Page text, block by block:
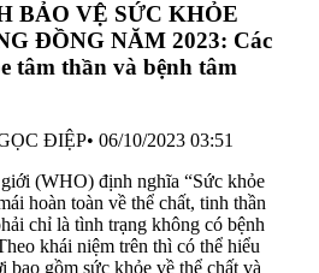
BẢO VỆ SỨC KHỎE
ĐỒNG NĂM 2023: Các
tâm thần và bệnh tâm
ĐIỆP• 06/10/2023 03:51
(WHO) định nghĩa “Sức khỏe
hoàn toàn về thể chất, tinh thần
chỉ là tình trạng không có bệnh
khái niệm trên thì có thể hiểu
bao gồm sức khỏe về thể chất và